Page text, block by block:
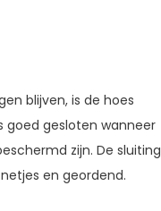
blijven, is de hoes
goed gesloten wanneer
zijn. De sluiting
en geordend.